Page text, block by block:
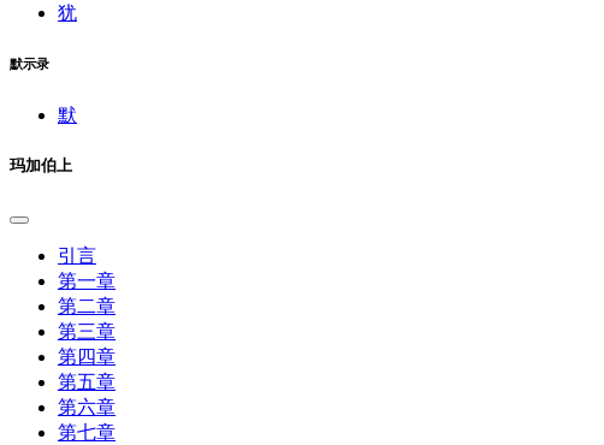
犹
默示录
默
玛加伯上
引言
第一章
第二章
第三章
第四章
第五章
第六章
第七章